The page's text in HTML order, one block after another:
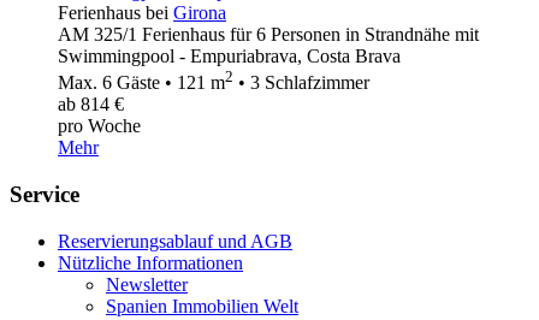
Ferienhaus bei Girona
AM 325/1 Ferienhaus für 6 Personen in Strandnähe mit
Swimmingpool - Empuriabrava, Costa Brava
Max. 6 Gäste • 121 m2 • 3 Schlafzimmer
ab 814 €
pro Woche
Mehr
Service
Reservierungsablauf und AGB
Nützliche Informationen
Newsletter
Spanien Immobilien Welt